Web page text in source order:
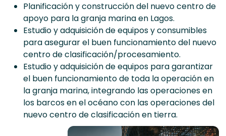
Planificación y construcción del nuevo centro de
apoyo para la granja marina en Lagos.
Estudio y adquisición de equipos y consumibles
para asegurar el buen funcionamiento del nuevo
centro de clasificación/procesamiento.
Estudio y adquisición de equipos para garantizar
el buen funcionamiento de toda la operación en
la granja marina, integrando las operaciones en
los barcos en el océano con las operaciones del
nuevo centro de clasificación en tierra.